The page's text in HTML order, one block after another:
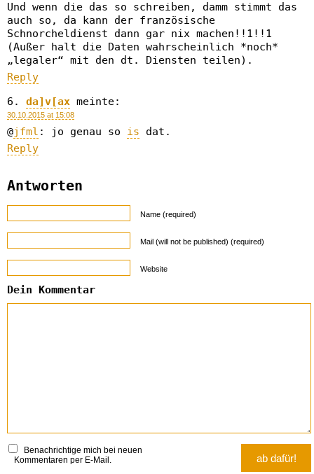
Und wenn die das so schreiben, damm stimmt das
auch so, da kann der französische
Schnorcheldienst dann gar nix machen!!1!!1
(Außer halt die Daten wahrscheinlich *noch*
„legaler“ mit den dt. Diensten teilen).
Reply
da]v[ax meinte:
30.10.2015 at 15:08
@jfml : jo genau so is dat.
Reply
Antworten
Name (required)
Mail (will not be published) (required)
Website
Dein Kommentar
Benachrichtige mich bei neuen
Kommentaren per E-Mail.